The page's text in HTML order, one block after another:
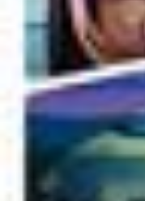
Недельное
Online:
12 августа)
0
337
Месяц
Online: